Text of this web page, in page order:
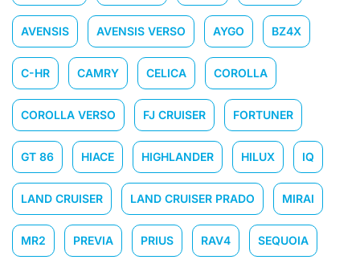
AVENSIS AVENSIS VERSO AYGO BZ4X
C-HR CAMRY CELICA COROLLA
COROLLA VERSO FJ CRUISER FORTUNER
GT 86 HIACE HIGHLANDER HILUX IQ
LAND CRUISER LAND CRUISER PRADO MIRAI
MR2 PREVIA PRIUS RAV4 SEQUOIA